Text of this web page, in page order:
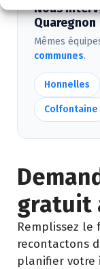
Nous
Quaregnon
Mêmes
communes.
Honnelles
Colfontaine
gratuit
Remplissez le
recontactons
planifier votre